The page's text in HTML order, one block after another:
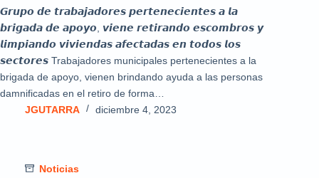
𝙂𝙧𝙪𝙥𝙤 𝙙𝙚 𝙩𝙧𝙖𝙗𝙖𝙟𝙖𝙙𝙤𝙧𝙚𝙨 𝙥𝙚𝙧𝙩𝙚𝙣𝙚𝙘𝙞𝙚𝙣𝙩𝙚𝙨 𝙖 𝙡𝙖
𝙗𝙧𝙞𝙜𝙖𝙙𝙖 𝙙𝙚 𝙖𝙥𝙤𝙮𝙤, 𝙫𝙞𝙚𝙣𝙚 𝙧𝙚𝙩𝙞𝙧𝙖𝙣𝙙𝙤 𝙚𝙨𝙘𝙤𝙢𝙗𝙧𝙤𝙨 𝙮
𝙡𝙞𝙢𝙥𝙞𝙖𝙣𝙙𝙤 𝙫𝙞𝙫𝙞𝙚𝙣𝙙𝙖𝙨 𝙖𝙛𝙚𝙘𝙩𝙖𝙙𝙖𝙨 𝙚𝙣 𝙩𝙤𝙙𝙤𝙨 𝙡𝙤𝙨
𝙨𝙚𝙘𝙩𝙤𝙧𝙚𝙨 Trabajadores municipales pertenecientes a la
brigada de apoyo, vienen brindando ayuda a las personas
damnificadas en el retiro de forma…
JGUTARRA
diciembre 4, 2023
Noticias